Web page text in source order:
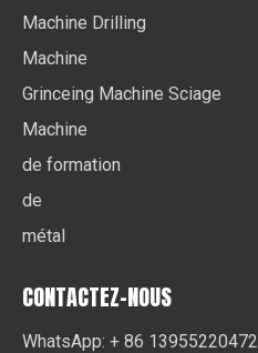
Machine Drilling
Machine
Grinceing Machine Sciage
Machine
de formation
de
métal
CONTACTEZ-NOUS
WhatsApp: + 86 13955220472